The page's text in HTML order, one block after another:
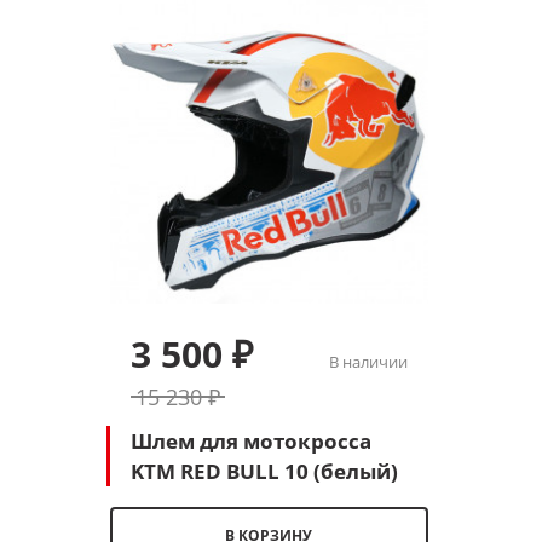
3 500 ₽ В наличии
15 230 ₽
Шлем для мотокросса
KTM RED BULL 10 (белый)
В КОРЗИНУ